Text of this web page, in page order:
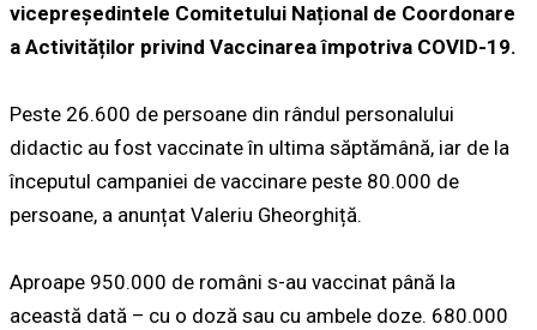
vicepreședintele Comitetului Național de Coordonare
a Activităților privind Vaccinarea împotriva COVID-19.
Peste 26.600 de persoane din rândul personalului
didactic au fost vaccinate în ultima săptămână, iar de la
începutul campaniei de vaccinare peste 80.000 de
persoane, a anunțat Valeriu Gheorghiță.
Aproape 950.000 de români s-au vaccinat până la
această dată – cu o doză sau cu ambele doze. 680.000